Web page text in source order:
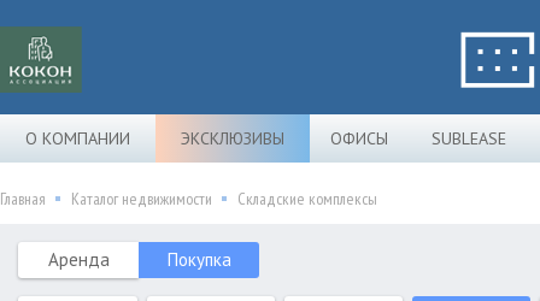
О КОМПАНИИ ЭКСКЛЮЗИВЫ ОФИСЫ SUBLEASE
Главная Каталог недвижимости Складские комплексы
Аренда Покупка